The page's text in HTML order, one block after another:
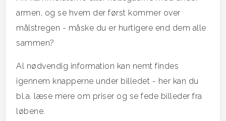
armen, og se hvem der først kommer over
målstregen - måske du er hurtigere end dem alle
sammen?
Al nødvendig information kan nemt findes
igennem knapperne under billedet - her kan du
bl.a. læse mere om priser og se fede billeder fra
løbene.